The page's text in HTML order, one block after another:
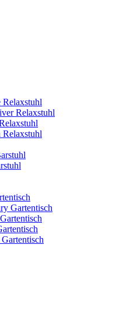
Relaxstuhl
Relaxstuhl
Gartentisch